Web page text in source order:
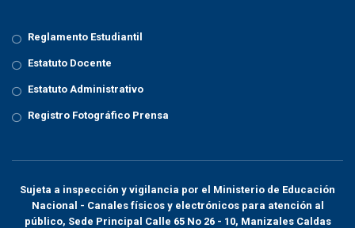
Reglamento Estudiantil
Estatuto Docente
Estatuto Administrativo
Registro Fotográfico Prensa
Sujeta a inspección y vigilancia por el Ministerio de Educación
Nacional - Canales físicos y electrónicos para atención al
público, Sede Principal Calle 65 No 26 - 10, Manizales Caldas